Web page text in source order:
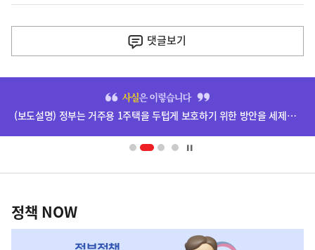
다
음
기
사
댓글보기
영
(보도설명) 정부는 거주용 1주택을 두텁게 보호하기 위한 방안을 세제개편안에 담았습니다.
책
NOW,
정책 NOW